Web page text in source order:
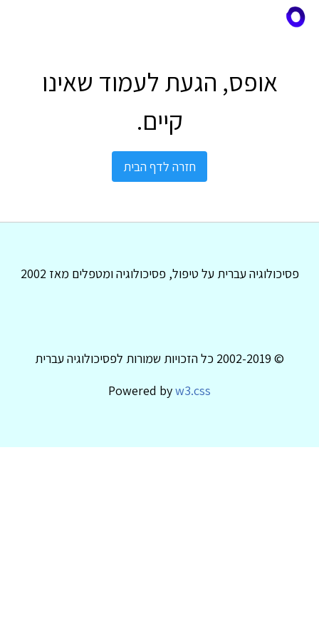
אופס, הגעת לעמוד שאינו
קיים.
חזרה לדף הבית
פסיכולוגיה עברית על טיפול, פסיכולוגיה ומטפלים מאז 2002
© 2002-2019 כל הזכויות שמורות לפסיכולוגיה עברית
Powered byw3.css